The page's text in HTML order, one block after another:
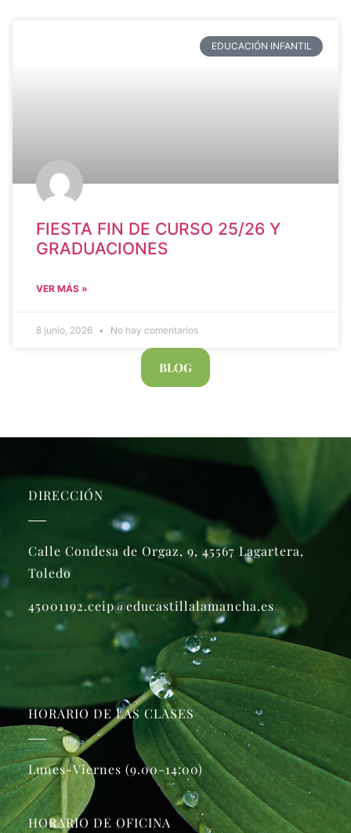
EDUCACIÓN INFANTIL
FIESTA FIN DE CURSO 25/26 Y
GRADUACIONES
VER MÁS »
8 junio, 2026 No hay comentarios
BLOG
DIRECCIÓN
Calle Condesa de Orgaz, 9, 45567 Lagartera,
Toledo
45001192.ceip@educastillalamancha.es
HORARIO DE LAS CLASES
Lunes-Viernes (9.00-14:00)
HORARIO DE OFICINA